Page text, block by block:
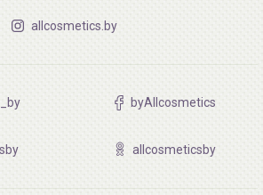
allcosmetics.by
byAllcosmetics
allcosmeticsby